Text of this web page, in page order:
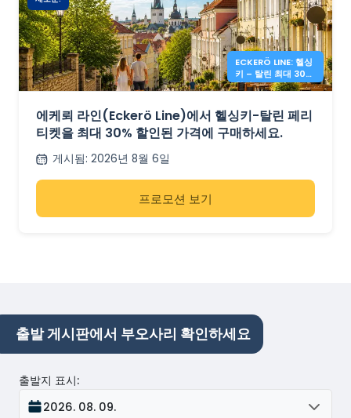
ECKERÖ LINE: 헬싱
키 – 탈린 최대 30%
할인
에케뢰 라인(Eckerö Line)에서 헬싱키-탈린 페리
티켓을 최대 30% 할인된 가격에 구매하세요.
게시됨: 2026년 8월 6일
프로모션 보기
출발 게시판에서 부오사리 확인하세요
출발지 표시:
2026. 08. 09.